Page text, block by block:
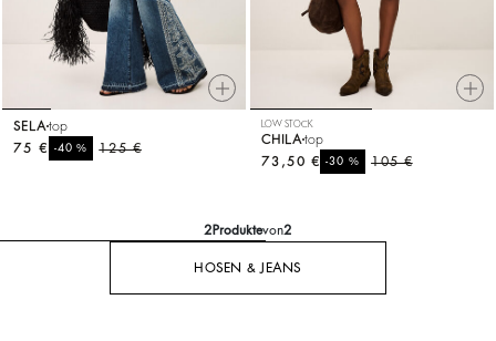
SELA top
125 €
-40%
75 €
LOW STOCK
CHILA top
105 €
-30%
73,50 €
2 Produktevon2
HOSEN & JEANS